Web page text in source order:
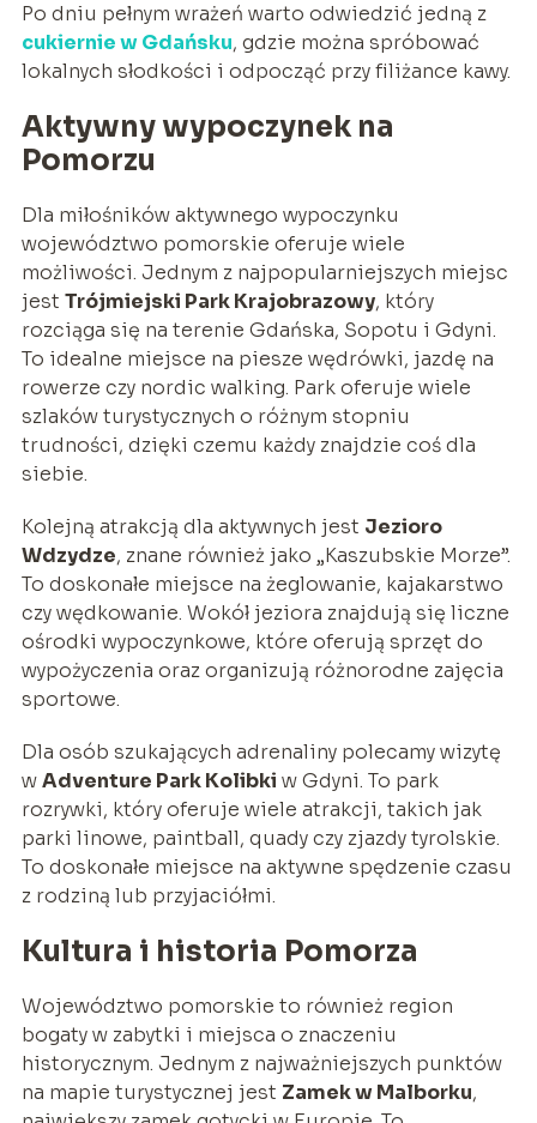
Po dniu pełnym wrażeń warto odwiedzić jedną z
cukiernie w Gdańsku, gdzie można spróbować
lokalnych słodkości i odpocząć przy filiżance kawy.
Aktywny wypoczynek na
Pomorzu
Dla miłośników aktywnego wypoczynku
województwo pomorskie oferuje wiele
możliwości. Jednym z najpopularniejszych miejsc
jest Trójmiejski Park Krajobrazowy, który
rozciąga się na terenie Gdańska, Sopotu i Gdyni.
To idealne miejsce na piesze wędrówki, jazdę na
rowerze czy nordic walking. Park oferuje wiele
szlaków turystycznych o różnym stopniu
trudności, dzięki czemu każdy znajdzie coś dla
siebie.
Kolejną atrakcją dla aktywnych jest Jezioro
Wdzydze, znane również jako „Kaszubskie Morze”.
To doskonałe miejsce na żeglowanie, kajakarstwo
czy wędkowanie. Wokół jeziora znajdują się liczne
ośrodki wypoczynkowe, które oferują sprzęt do
wypożyczenia oraz organizują różnorodne zajęcia
sportowe.
Dla osób szukających adrenaliny polecamy wizytę
wAdventure Park Kolibki w Gdyni. To park
rozrywki, który oferuje wiele atrakcji, takich jak
parki linowe, paintball, quady czy zjazdy tyrolskie.
To doskonałe miejsce na aktywne spędzenie czasu
z rodziną lub przyjaciółmi.
Kultura i historia Pomorza
Województwo pomorskie to również region
bogaty w zabytki i miejsca o znaczeniu
historycznym. Jednym z najważniejszych punktów
na mapie turystycznej jest Zamek w Malborku,